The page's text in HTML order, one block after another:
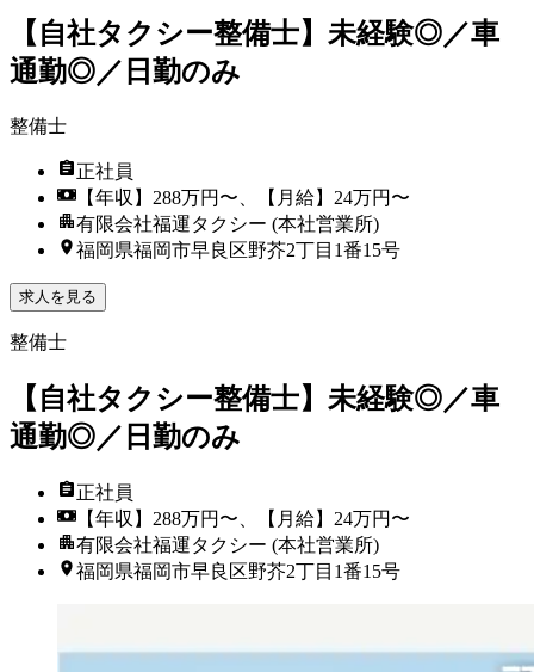
【自社タクシー整備士】未経験◎／車
通勤◎／日勤のみ
整備士
正社員
【年収】288万円〜、【月給】24万円〜
有限会社福運タクシー (本社営業所)
福岡県福岡市早良区野芥2丁目1番15号
求人を見る
整備士
【自社タクシー整備士】未経験◎／車
通勤◎／日勤のみ
正社員
【年収】288万円〜、【月給】24万円〜
有限会社福運タクシー (本社営業所)
福岡県福岡市早良区野芥2丁目1番15号